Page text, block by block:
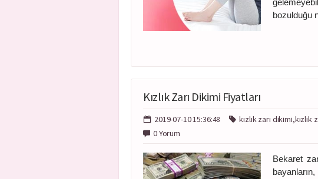
bozulduğu
Kızlık Zarı Dikimi Fiyatları
2019-07-10 15:36:48
kızlık zarı dikimi,kızlık
0 Yorum
Bekaret